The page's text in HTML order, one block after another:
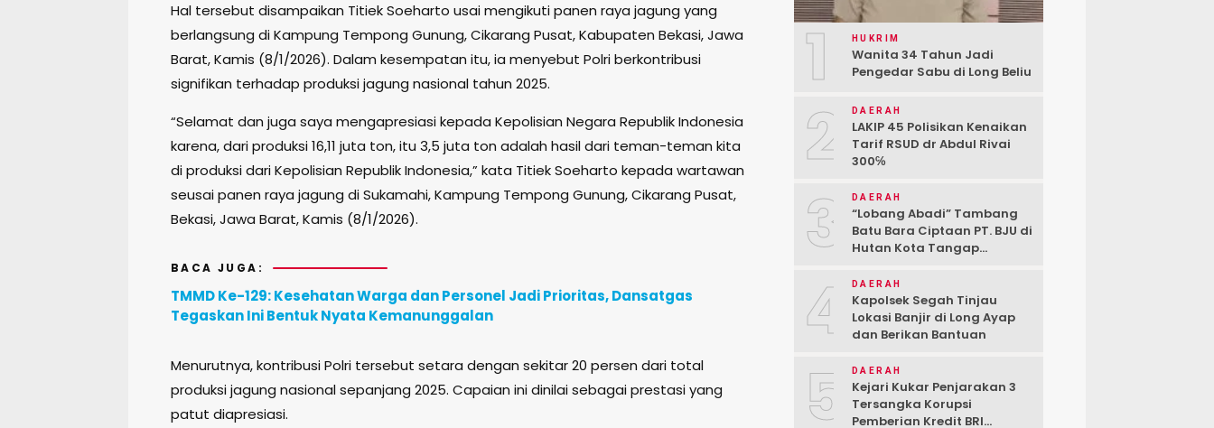
Hal tersebut disampaikan Titiek Soeharto usai mengikuti panen raya jagung yang
berlangsung di Kampung Tempong Gunung, Cikarang Pusat, Kabupaten Bekasi, Jawa
Barat, Kamis (8/1/2026). Dalam kesempatan itu, ia menyebut Polri berkontribusi
signifikan terhadap produksi jagung nasional tahun 2025.
“Selamat dan juga saya mengapresiasi kepada Kepolisian Negara Republik Indonesia
karena, dari produksi 16,11 juta ton, itu 3,5 juta ton adalah hasil dari teman-teman kita
di produksi dari Kepolisian Republik Indonesia,” kata Titiek Soeharto kepada wartawan
seusai panen raya jagung di Sukamahi, Kampung Tempong Gunung, Cikarang Pusat,
Bekasi, Jawa Barat, Kamis (8/1/2026).
BACA JUGA:
TMMD Ke-129: Kesehatan Warga dan Personel Jadi Prioritas, Dansatgas
Tegaskan Ini Bentuk Nyata Kemanunggalan
Menurutnya, kontribusi Polri tersebut setara dengan sekitar 20 persen dari total
produksi jagung nasional sepanjang 2025. Capaian ini dinilai sebagai prestasi yang
patut diapresiasi.
1 HUKRIM
Wanita 34 Tahun Jadi
Pengedar Sabu di Long Beliu
2 DAERAH
LAKIP 45 Polisikan Kenaikan
Tarif RSUD dr Abdul Rivai
300℅
3 DAERAH
“Lobang Abadi” Tambang
Batu Bara Ciptaan PT. BJU di
Hutan Kota Tangap
4 DAERAH
Kapolsek Segah Tinjau
Lokasi Banjir di Long Ayap
dan Berikan Bantuan
5 DAERAH
Kejari Kukar Penjarakan 3
Tersangka Korupsi
Pemberian Kredit BRI